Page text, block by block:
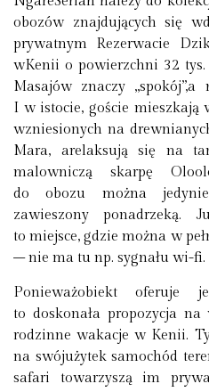
obozów znajdujących się
prywatnym Rezerwacie
wKenii o powierzchni 32
Masajów znaczy „spokój”,a
I w istocie, goście mieszkają
wzniesionych na
Mara, arelaksują się na
malowniczą skarpę
do obozu można
zawieszony ponadrzeką.
to miejsce, gdzie można w
– nie ma tu np. sygnału wi-fi.
Ponieważobiekt oferuje
to doskonała propozycja
rodzinne wakacje w Kenii.
na swójużytek samochód
safari towarzyszą im